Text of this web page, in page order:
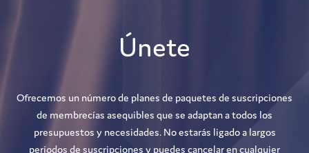
Únete
Ofrecemos un número de planes de paquetes de suscripciones
de membrecías asequibles que se adaptan a todos los
presupuestos y necesidades. No estarás ligado a largos
períodos de suscripciones y puedes cancelar en cualquier